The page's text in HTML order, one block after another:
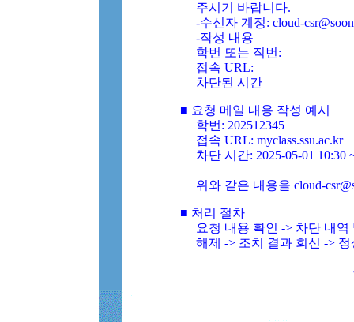
주시기 바랍니다.
-수신자 계정: cloud-
-작성 내용
학번 또는 직번:
접속 URL:
차단된 시간
■ 요청 메일 내용 작성 예시
학번: 202512345
접속 URL: myclass.ssu.ac.kr
차단 시간: 2025-05-01 10:30
위와 같은 내용을 cloud-
■ 처리 절차
요청 내용 확인 -> 차단 내
해제 -> 조치 결과 회신 ->